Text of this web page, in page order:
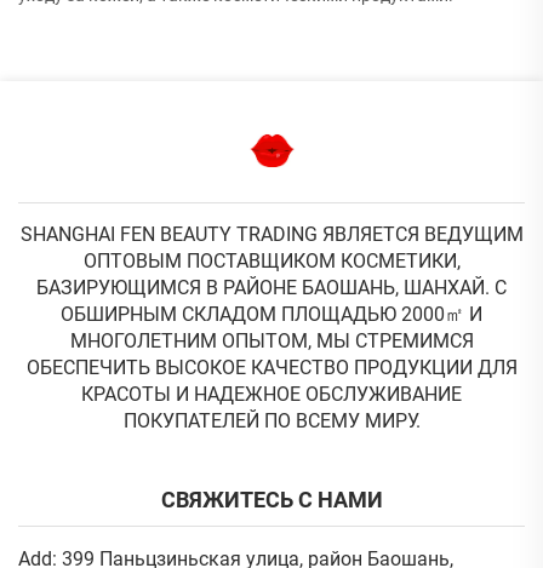
SHANGHAI FEN BEAUTY TRADING ЯВЛЯЕТСЯ ВЕДУЩИМ
ОПТОВЫМ ПОСТАВЩИКОМ КОСМЕТИКИ,
БАЗИРУЮЩИМСЯ В РАЙОНЕ БАОШАНЬ, ШАНХАЙ. С
ОБШИРНЫМ СКЛАДОМ ПЛОЩАДЬЮ 2000㎡ И
МНОГОЛЕТНИМ ОПЫТОМ, МЫ СТРЕМИМСЯ
ОБЕСПЕЧИТЬ ВЫСОКОЕ КАЧЕСТВО ПРОДУКЦИИ ДЛЯ
КРАСОТЫ И НАДЕЖНОЕ ОБСЛУЖИВАНИЕ
ПОКУПАТЕЛЕЙ ПО ВСЕМУ МИРУ.
СВЯЖИТЕСЬ С НАМИ
Add: 399 Паньцзиньская улица, район Баошань,